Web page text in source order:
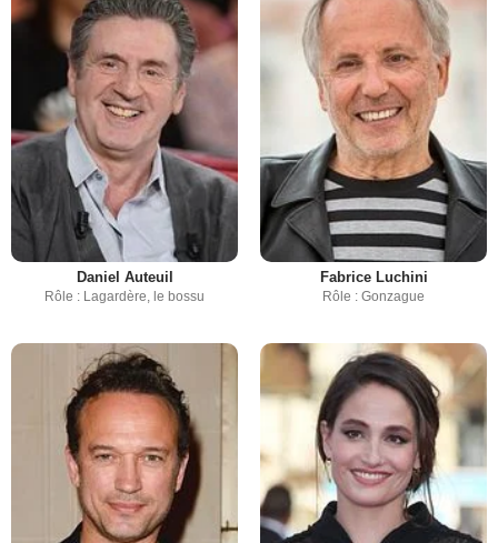
Daniel Auteuil
Rôle : Lagardère, le bossu
Fabrice Luchini
Rôle : Gonzague